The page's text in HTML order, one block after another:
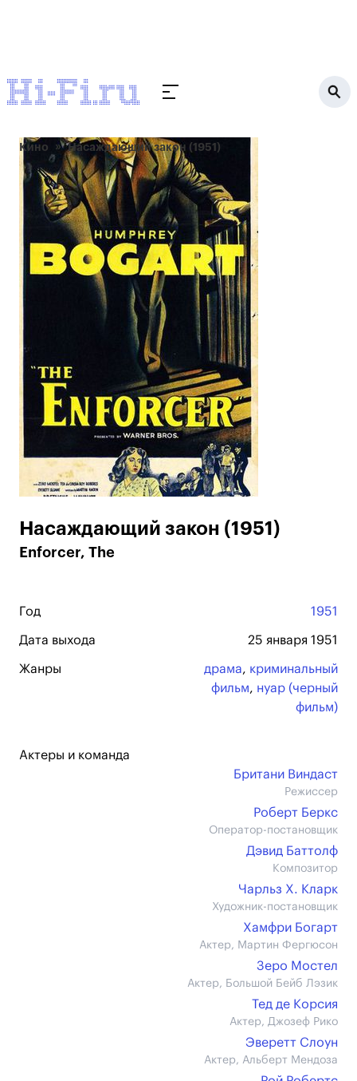
Кино Насаждающий закон (1951)
Насаждающий закон (1951)
Enforcer, The
Год 1951
Дата выхода 25 января 1951
Жанры драма, криминальный
фильм, нуар (черный
фильм)
Актеры и команда
Британи Виндаст
Режиссер
Роберт Беркс
Оператор-постановщик
Дэвид Баттолф
Композитор
Чарльз Х. Кларк
Художник-постановщик
Хамфри Богарт
Актер, Мартин Фергюсон
Зеро Мостел
Актер, Большой Бейб Лэзик
Тед де Корсия
Актер, Джозеф Рико
Эверетт Слоун
Актер, Альберт Мендоза